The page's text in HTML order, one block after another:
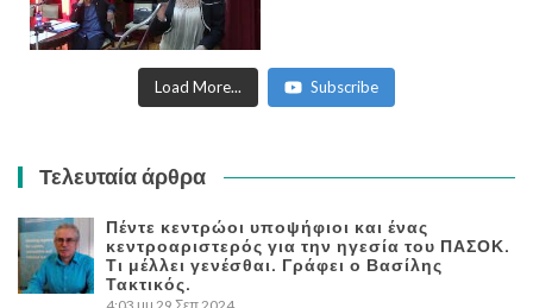
Load More... Subscribe
Τελευταία άρθρα
Πέντε κεντρώοι υποψήφιοι και ένας
κεντροαριστερός για την ηγεσία του ΠΑΣΟΚ.
Τι μέλλει γενέσθαι. Γράφει ο Βασίλης
Τακτικός.